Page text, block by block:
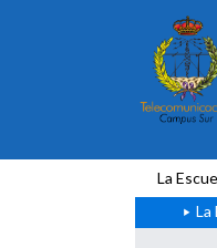
La
La